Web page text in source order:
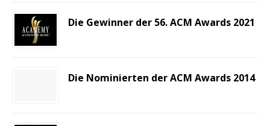
Die Gewinner der 56. ACM Awards 2021
Die Nominierten der ACM Awards 2014